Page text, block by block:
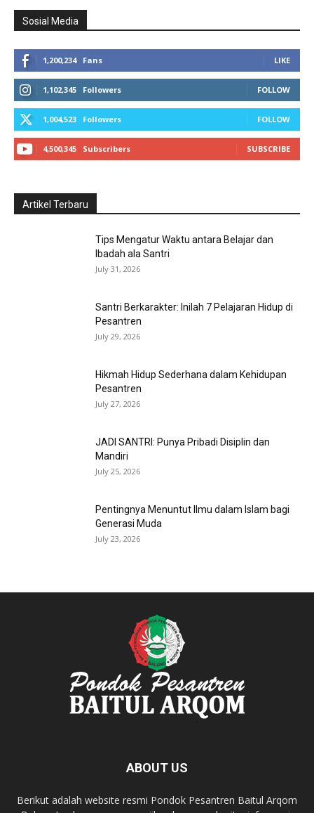
Sosial Media
1,200,234 Fans LIKE
1,102,345 Followers FOLLOW
1,004,523 Followers FOLLOW
4,500,345 Subscribers SUBSCRIBE
Artikel Terbaru
Tips Mengatur Waktu antara Belajar dan
Ibadah ala Santri
July 31, 2026
Santri Berkarakter: Inilah 7 Pelajaran Hidup di
Pesantren
July 29, 2026
Hikmah Hidup Sederhana dalam Kehidupan
Pesantren
July 27, 2026
JADI SANTRI: Punya Pribadi Disiplin dan
Mandiri
July 25, 2026
Pentingnya Menuntut Ilmu dalam Islam bagi
Generasi Muda
July 23, 2026
ABOUT US
Berikut adalah website resmi Pondok Pesantren Baitul Arqom